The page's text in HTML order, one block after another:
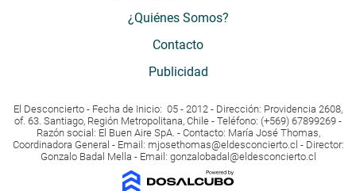
¿Quiénes Somos?
Contacto
Publicidad
El Desconcierto - Fecha de Inicio: 05 - 2012 - Dirección: Providencia 2608,
of. 63. Santiago, Región Metropolitana, Chile - Teléfono: (+569) 67899269 -
Razón social: El Buen Aire SpA. - Contacto: María José Thomas,
Coordinadora General - Email: mjosethomas@eldesconcierto.cl - Director:
Gonzalo Badal Mella - Email: gonzalobadal@eldesconcierto.cl